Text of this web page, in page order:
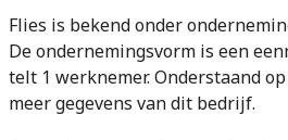
Flies is bekend onder
De ondernemingsvorm is een
telt 1 werknemer. Onderstaand
meer gegevens van dit bedrijf.